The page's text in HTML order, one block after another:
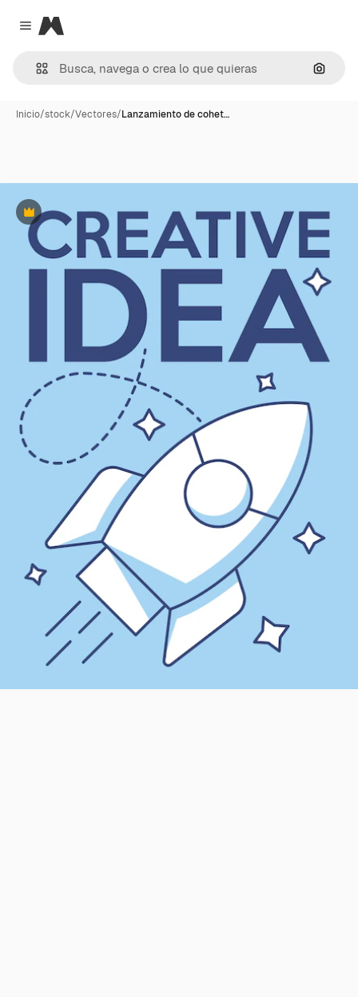
Close menu
Magnific
Inicio/stock/Vectores/Lanzamiento de cohet…
Premium